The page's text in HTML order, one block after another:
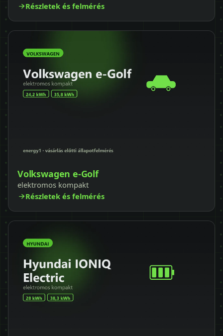
Részletek és felmérés
Volkswagen e-Golf
elektromos kompakt
Részletek és felmérés